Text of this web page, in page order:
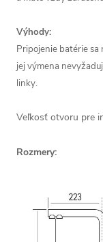
Výhody:
Pripojenie batérie
jej výmena
linky.
Veľkosť otvoru pre
Rozmery: